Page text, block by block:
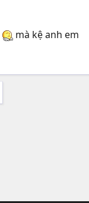
mà kệ anh em